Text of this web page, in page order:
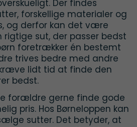
Der findes
forskellige materialer og
og derfor kan det være
sut, der passer bedst
foretrækker én bestemt
trives bedre med andre
lidt tid at finde den
bedst.
forældre gerne finde gode
pris. Hos Børneloppen kan
sutter. Det betyder, at